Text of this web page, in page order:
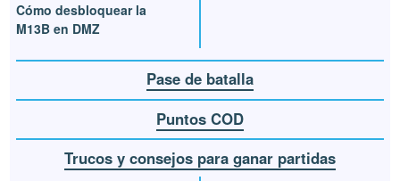
Cómo desbloquear la
M13B en DMZ
Pase de batalla
Puntos COD
Trucos y consejos para ganar partidas